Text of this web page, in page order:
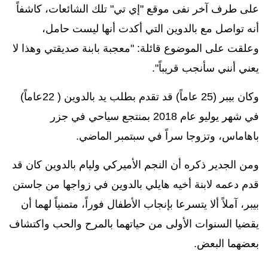
على طرف آخر نفى موقع "إي تي" تلك الشائعات، كاشفاً
أنه تواصل مع بالدوين التي أكدت أنها ليست حامل،
وعلقت على الموضوع قائلة: "معجبة بابنة صديقتي وهذا لا
يعني أنني سأنجب قريباً".
وكان بيبر (25 عاماً) قد تقدم بطلب يد بالدوين ( 22عاماً)
في شهر يوليو عام 2018 بمنتجع سياحي في جزر
باهاماس، وتزوجا سراً في سبتمبر الماضي.
ومن الجدير ذكره أن النجم الأميركي وليام بالدوين كان قد
قدم دعمه لابنة أخيه هايلي بالدوين في زواجها من جاستن
بيبر ، آملاً ألا يتسرعا بإنجاب الأطفال فوراً، متمنياً لهما أن
يقضيا السنوات الأولى من حياتهما بالمرح والحب واكتشاف
بعضهما البعض.